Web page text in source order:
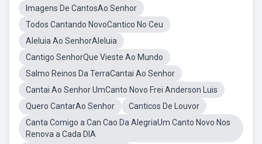
Imagens De CantosAo Senhor
Todos Cantando NovoCantico No Ceu
Aleluia Ao SenhorAleluia
Cantigo SenhorQue Vieste Ao Mundo
Salmo Reinos Da TerraCantai Ao Senhor
Cantai Ao Senhor UmCanto Novo Frei Anderson Luis
Quero CantarAo Senhor
Canticos De Louvor
Canta Comigo a Can Cao Da AlegriaUm Canto Novo Nos
Renova a Cada DIA